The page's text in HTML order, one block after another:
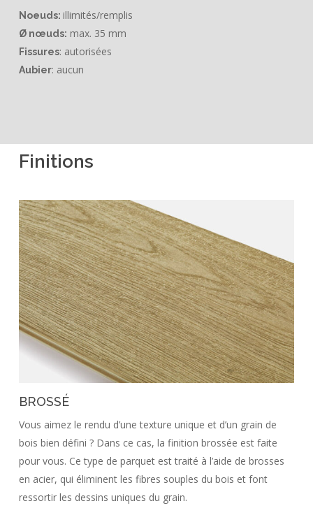
Noeuds: illimités/remplis
Ø nœuds: max. 35 mm
Fissures: autorisées
Aubier: aucun
Finitions
BROSSÉ
Vous aimez le rendu d’une texture unique et d’un grain de
bois bien défini ? Dans ce cas, la finition brossée est faite
pour vous. Ce type de parquet est traité à l’aide de brosses
en acier, qui éliminent les fibres souples du bois et font
ressortir les dessins uniques du grain.